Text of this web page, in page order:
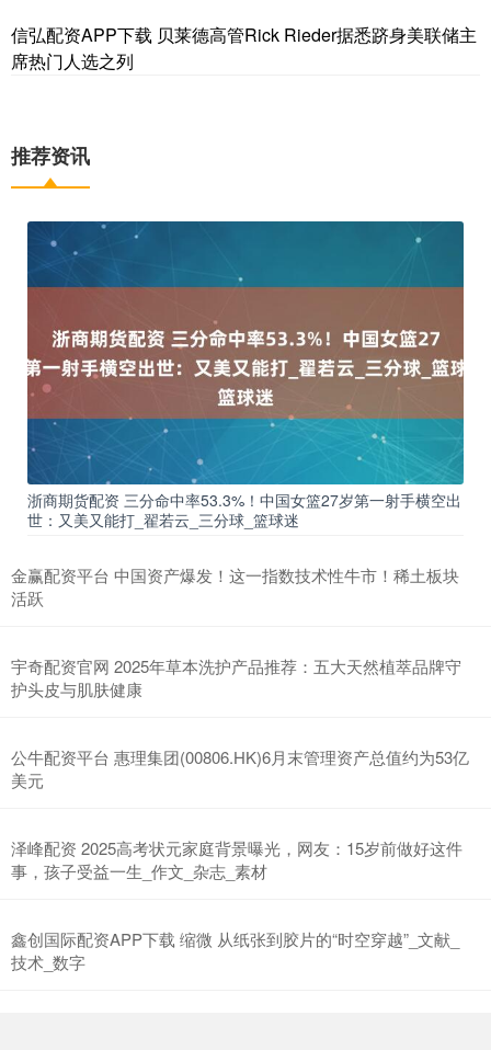
信弘配资APP下载 贝莱德高管Rick Rieder据悉跻身美联储主
席热门人选之列
推荐资讯
浙商期货配资 三分命中率53.3%！中国女篮27岁第一射手横空出
世：又美又能打_翟若云_三分球_篮球迷
金赢配资平台 中国资产爆发！这一指数技术性牛市！稀土板块
活跃
宇奇配资官网 2025年草本洗护产品推荐：五大天然植萃品牌守
护头皮与肌肤健康
公牛配资平台 惠理集团(00806.HK)6月末管理资产总值约为53亿
美元
泽峰配资 2025高考状元家庭背景曝光，网友：15岁前做好这件
事，孩子受益一生_作文_杂志_素材
鑫创国际配资APP下载 缩微 从纸张到胶片的“时空穿越”_文献_
技术_数字